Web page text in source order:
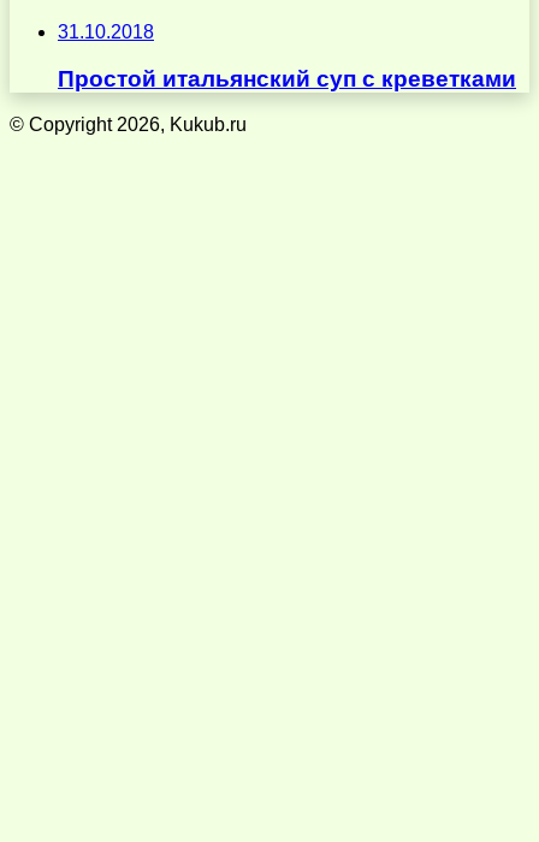
31.10.2018
Простой итальянский суп с креветками
© Copyright 2026, Kukub.ru